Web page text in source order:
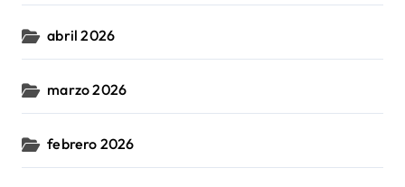
abril 2026
marzo 2026
febrero 2026